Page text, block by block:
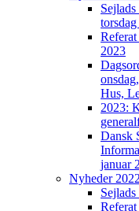
2023
Hus,
2023:
Dansk
januar
Nyheder 2022